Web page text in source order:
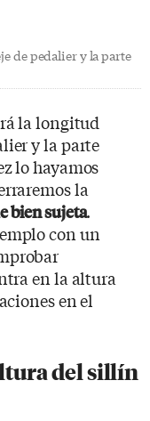
de pedalier y la parte
la longitud
y la parte
lo hayamos
la
bien sujeta.
con un
en la altura
en el
del sillín